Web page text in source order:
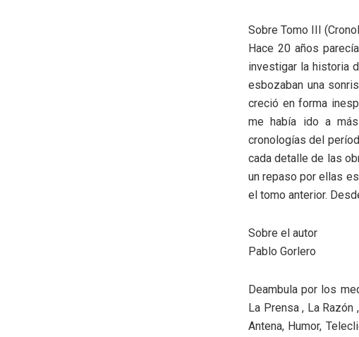
Sobre Tomo III
Hace 20 años
investigar la historia
esbozaban una
creció en forma
me había ido a
cronologías del
cada detalle de las
un repaso por ellas
el tomo anterior.
Sobre el autor
Pablo Gorlero
Deambula por los
La Prensa , La
Antena, Humor,